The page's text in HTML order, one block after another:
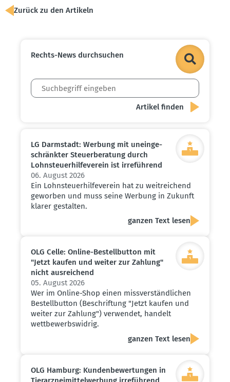
Zurück zu den Artikeln
Rechts-News durch­suchen
LG Darmstadt: Werbung mit unein­ge­
schränkter Steuer­be­ratung durch
Lohnsteu­er­hil­fe­verein ist irreführend
06. August 2026
Ein Lohnsteuerhilfeverein hat zu weitreichend
geworben und muss seine Werbung in Zukunft
klarer gestalten.
ganzen Text lesen
OLG Celle: Online-Bestell­button mit
"Jetzt kaufen und weiter zur Zahlung"
nicht ausrei­chend
05. August 2026
Wer im Online-Shop einen missverständlichen
Bestellbutton (Beschriftung "Jetzt kaufen und
weiter zur Zahlung") verwendet, handelt
wettbewerbswidrig.
ganzen Text lesen
OLG Hamburg: Kunden­be­wer­tungen in